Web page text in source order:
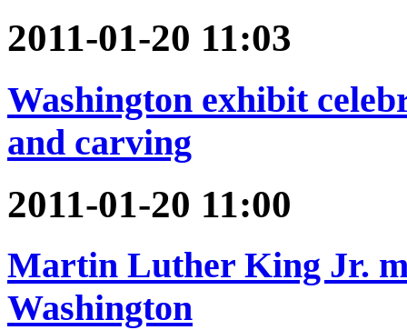
2011-01-20 11:03
Washington exhibit
and carving
2011-01-20 11:00
Martin Luther King Jr.
Washington